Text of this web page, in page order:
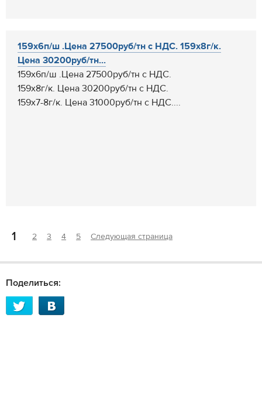
159х6п/ш .Цена 27500руб/тн с НДС. 159х8г/к.
Цена 30200руб/тн...
159х6п/ш .Цена 27500руб/тн с НДС.
159х8г/к. Цена 30200руб/тн с НДС.
159х7-8г/к. Цена 31000руб/тн с НДС....
1 2 3 4 5 Следующая страница
Поделиться: